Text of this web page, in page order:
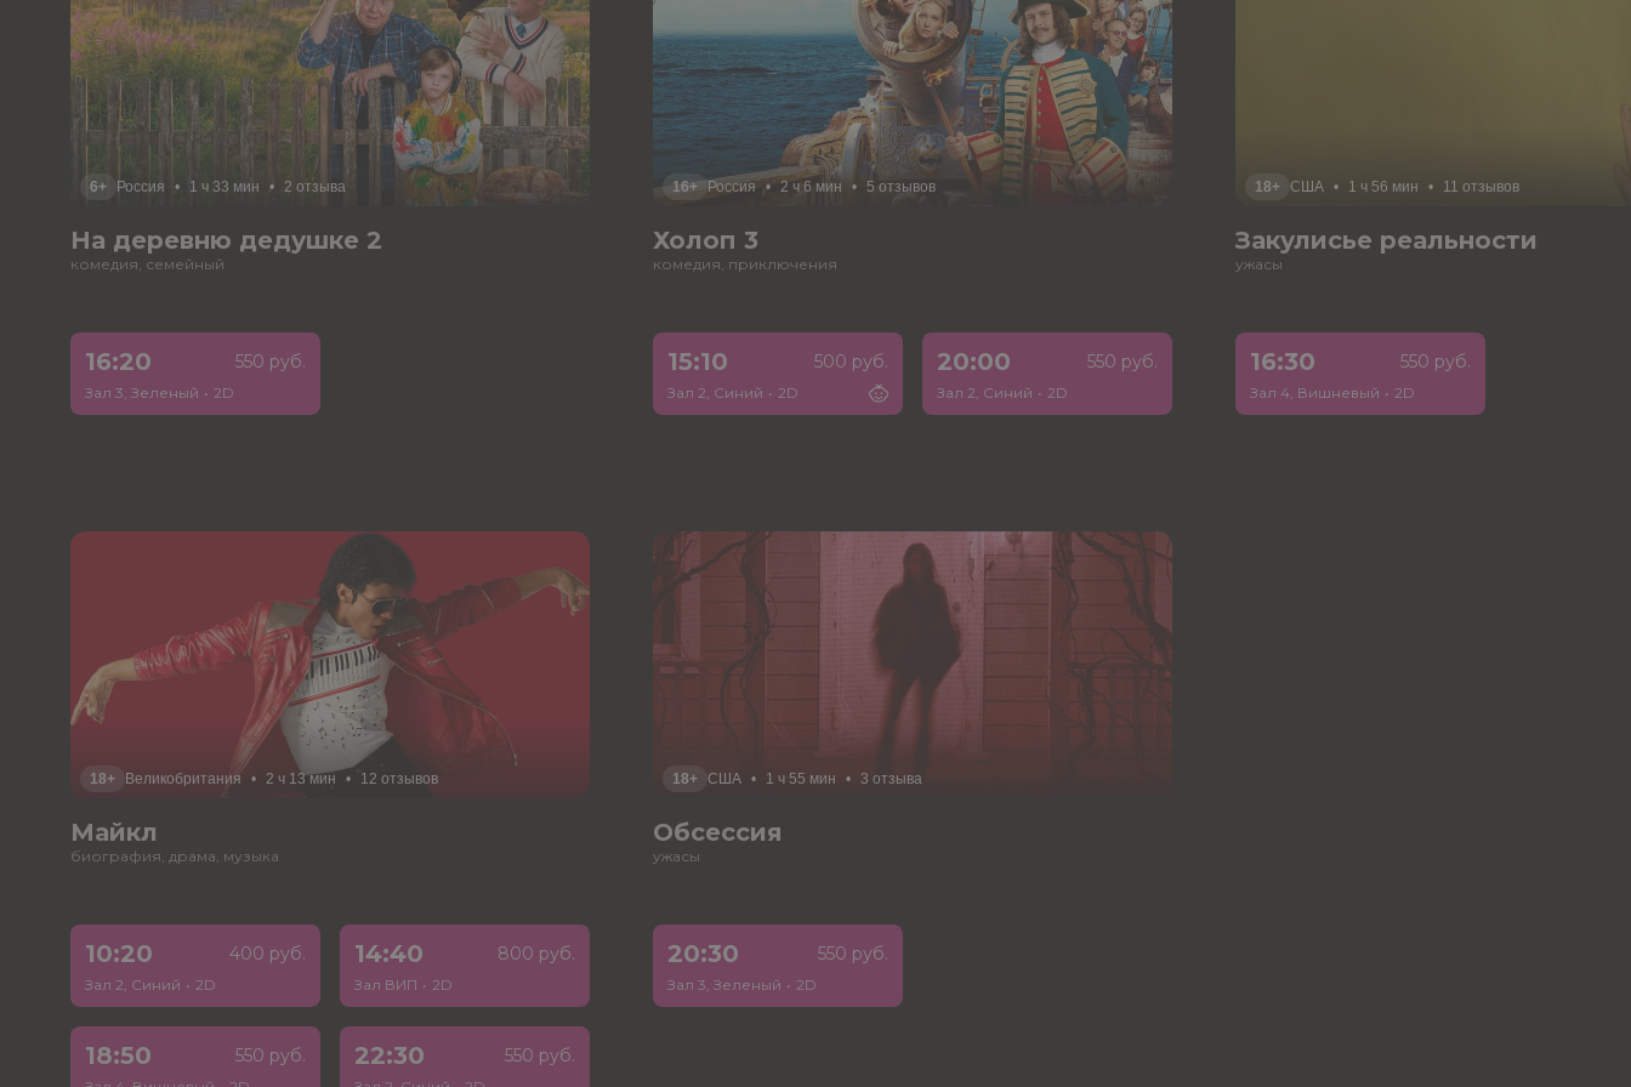
6+ Россия • 1 ч 33 мин • 2 отзыва
На деревню дедушке 2
комедия, семейный
16:20 550 руб.
Зал 3, Зеленый • 2D
16+ Россия • 2 ч 6 мин • 5 отзывов
Холоп 3
комедия, приключения
15:10 500 руб.
Зал 2, Синий • 2D
20:00 550 руб.
Зал 2, Синий • 2D
18+ США • 1 ч 56 мин • 11 отзывов
Закулисье реальности
ужасы
16:30 550 руб.
Зал 4, Вишневый • 2D
18+ Великобритания • 2 ч 13 мин • 12 отзывов
Майкл
биография, драма, музыка
10:20 400 руб.
Зал 2, Синий • 2D
14:40 800 руб.
Зал ВИП • 2D
18:50 550 руб. 22:30 550 руб.
18+ США • 1 ч 55 мин • 3 отзыва
Обсессия
ужасы
20:30 550 руб.
Зал 3, Зеленый • 2D